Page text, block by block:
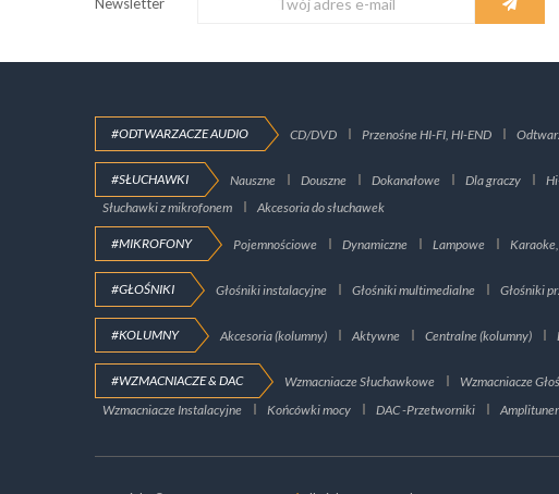
#ODTWARZACZE AUDIO CD/DVD Przenośne HI-FI, HI-END
#SŁUCHAWKI Nauszne Douszne Dokanałowe Dla graczy
Słuchawki z mikrofonem
Akcesoria do słuchawek
#MIKROFONY Pojemnościowe Dynamiczne Lampowe
#GŁOŚNIKI Głośniki instalacyjne Głośniki multimedialne Głośniki
#KOLUMNY Akcesoria (kolumny) Aktywne Centralne (kolumny)
#WZMACNIACZE & DAC Wzmacniacze Słuchawkowe Wzmacniacze
Wzmacniacze Instalacyjne
Końcówki mocy DAC -Przetworniki